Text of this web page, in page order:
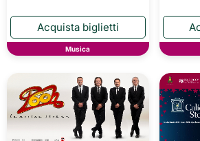
Musica